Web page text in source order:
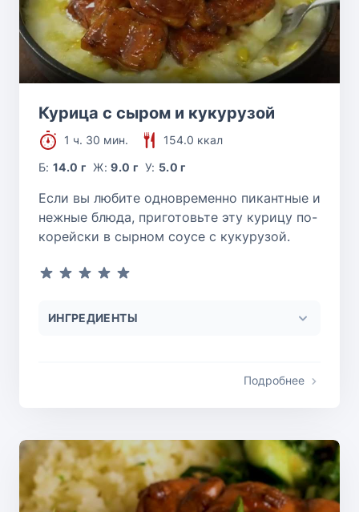
Курица с сыром и кукурузой
1 ч. 30 мин.
154.0 ккал
Б:14.0 г Ж:9.0 г У: 5.0 г
Если вы любите одновременно пикантные и
нежные блюда, приготовьте эту курицу по-
корейски в сырном соусе с кукурузой.
ИНГРЕДИЕНТЫ
Подробнее